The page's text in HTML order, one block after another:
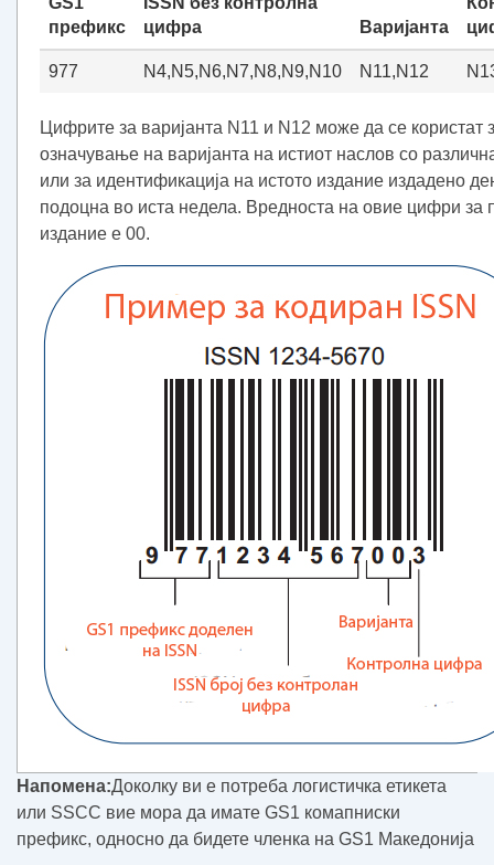
префикс
цифра
Варијанта
977 N4,N5,N6,N7,N8,N9,N10 N11,N12
Цифрите за варијанта N11 и N12 може да се користат
означување на варијанта на истиот наслов со
или за идентификација на истото издание издадено
подоцна во иста недела. Вредноста на овие цифри за
издание е 00.
Напомена:Доколку ви е потреба логистичка етикета
или SSCC вие мора да имате GS1 комапниски
префикс, односно да бидете членка на GS1 Македонија